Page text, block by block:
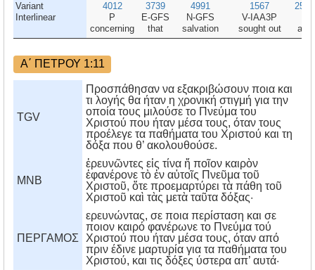
Variant
Interlinear
4012
P
concerning
3739
E-GFS
that
4991
N-GFS
salvation
1567
V-IAA3P
sought out
2532
and
Α΄ ΠΕΤΡΟΥ 1:11
TGV
Προσπάθησαν να εξακριβώσουν ποια και
τι λογής θα ήταν η χρονική στιγμή για την
οποία τους μιλούσε το Πνεύμα του
Χριστού που ήταν μέσα τους, όταν τους
προέλεγε τα παθήματα του Χριστού και τη
δόξα που θ’ ακολουθούσε.
MNB
ἐρευνῶντες εἰς τίνα ἤ ποῖον καιρὸν
ἐφανέρονε τὸ ἐν αὐτοῖς Πνεῦμα τοῦ
Χριστοῦ, ὅτε προεμαρτύρει τὰ πάθη τοῦ
Χριστοῦ καὶ τὰς μετὰ ταῦτα δόξας·
ΠΕΡΓΑΜΟΣ
ερευνώντας, σε ποια περίσταση και σε
ποιον καιρό φανέρωνε το Πνεύμα τού
Xριστού που ήταν μέσα τους, όταν από
πριν έδινε μαρτυρία για τα παθήματα του
Xριστού, και τις δόξες ύστερα απ’ αυτά·